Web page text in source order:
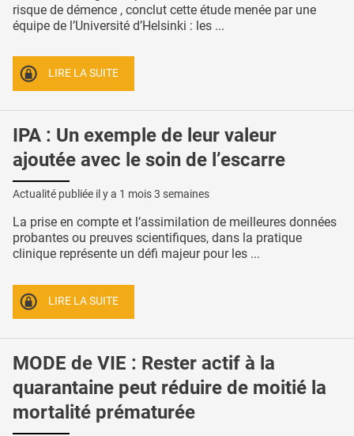
risque de démence , conclut cette étude menée par une
équipe de l’Université d’Helsinki : les ...
LIRE LA SUITE
IPA : Un exemple de leur valeur
ajoutée avec le soin de l’escarre
Actualité publiée il y a 1 mois 3 semaines
La prise en compte et l’assimilation de meilleures données
probantes ou preuves scientifiques, dans la pratique
clinique représente un défi majeur pour les ...
LIRE LA SUITE
MODE de VIE : Rester actif à la
quarantaine peut réduire de moitié la
mortalité prématurée